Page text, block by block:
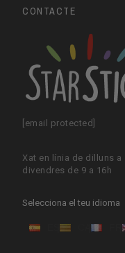
CONTACTE
[email protected]
Xat en línia de dilluns a
divendres de 9 a 16h
Selecciona el teu idioma
ES CA FR